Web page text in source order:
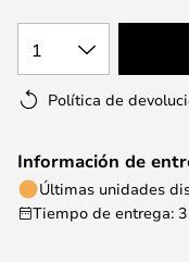
1
Política de
Información de
Últimas unidades
Tiempo de entrega: